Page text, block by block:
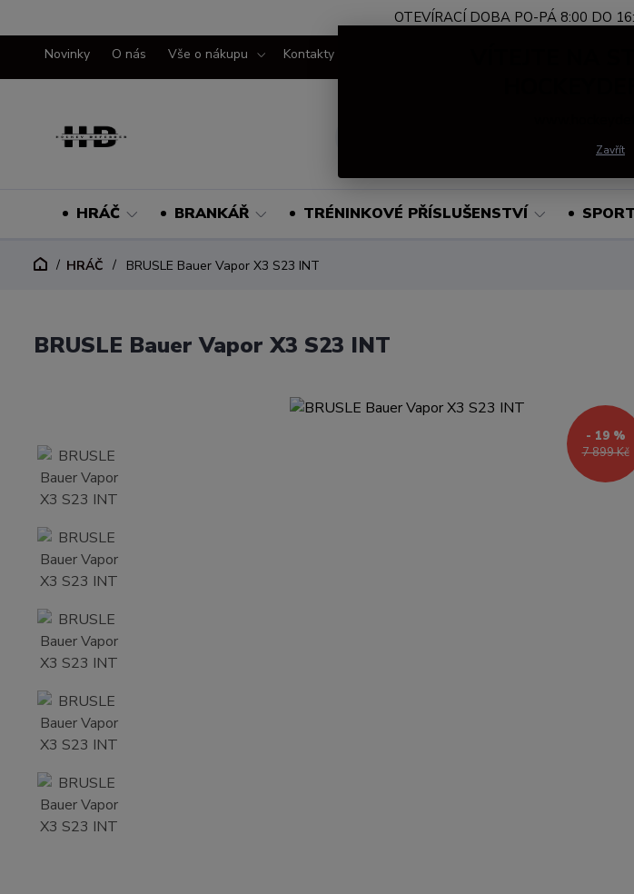
OTEVÍRACÍ DOBA PO-PÁ 8:00 DO
Novinky O nás Vše o nákupu Kontakty
HRÁČ BRANKÁŘ TRÉNINKOVÉ PŘÍSLUŠENSTVÍ
HRÁČ BRUSLE Bauer Vapor X3 S23 INT
BRUSLE Bauer Vapor X3 S23 INT
7 899 Kč
- 19 %
Zavřít